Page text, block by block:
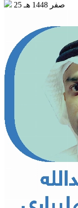
25 صفر 1448 هـ